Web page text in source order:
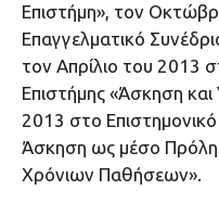
Επιστήμη», τον
Επαγγελματικό
τον Απρίλιο του 2013
Επιστήμης «Άσκηση
2013 στο
Άσκηση ως μέσο
Χρόνιων Παθήσεων».